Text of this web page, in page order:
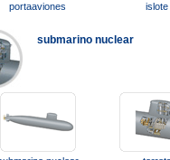
portaaviones islote
submarino nuclear